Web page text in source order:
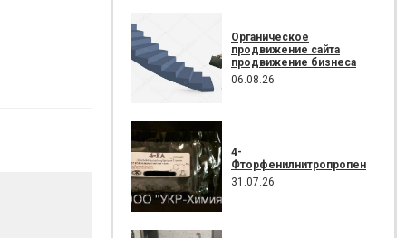
Органическое
продвижение сайта
продвижение бизнеса
06.08.26
4-
Фторфенилнитропропен
31.07.26